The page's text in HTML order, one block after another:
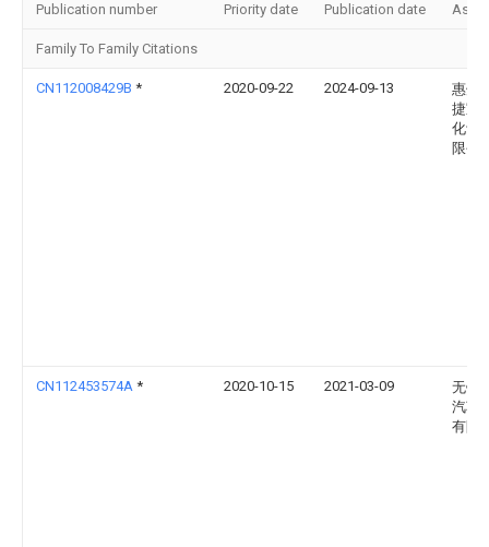
Publication number Priority date Publication date
Family To Family Citations
CN112008429B * 2020-09-22 2024-09-13
惠州
捷宝
化设
限公
CN112453574A * 2020-10-15 2021-03-09
无锡
汽车
有限